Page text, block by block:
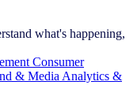
what's happening,
Consumer
& Media Analytics &